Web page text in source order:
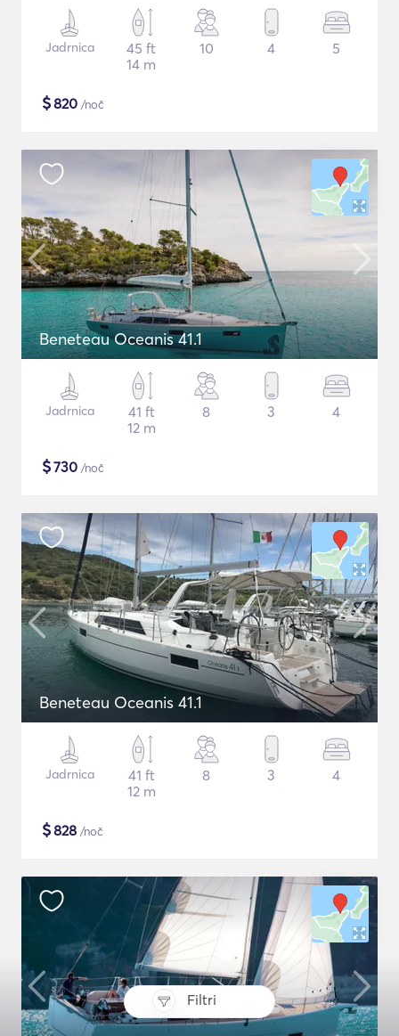
Filtri
Jadrnica
45 ft
14 m
10 4 5
$820 /noč
Beneteau Oceanis 41.1
Jadrnica
41 ft
12 m
8 3 4
$730 /noč
Beneteau Oceanis 41.1
Jadrnica
41 ft
12 m
8 3 4
$828 /noč